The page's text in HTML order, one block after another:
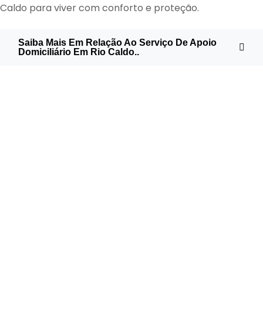
Caldo para viver com conforto e proteção.
Saiba Mais Em Relação Ao Serviço De Apoio
Domiciliário Em Rio Caldo..